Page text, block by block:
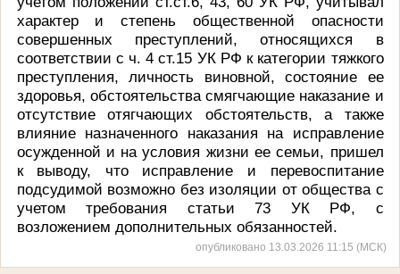
характер и степень общественной опасности
совершенных преступлений, относящихся в
соответствии с ч. 4 ст.15 УК РФ к категории тяжкого
преступления, личность виновной, состояние ее
здоровья, обстоятельства смягчающие наказание и
отсутствие отягчающих обстоятельств, а также
влияние назначенного наказания на исправление
осужденной и на условия жизни ее семьи, пришел
к выводу, что исправление и перевоспитание
подсудимой возможно без изоляции от общества с
учетом требования статьи 73 УК РФ, с
возложением дополнительных обязанностей.
опубликовано 13.03.2026 11:15 (МСК)